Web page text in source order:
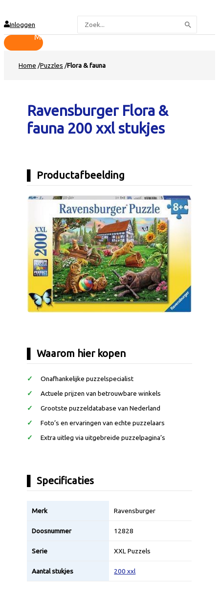
de
inhoud
Inloggen
naar:
Home /Puzzles /Flora & fauna
Ravensburger Flora &
fauna 200 xxl stukjes
Productafbeelding
Waarom hier kopen
Onafhankelijke puzzelspecialist
Actuele prijzen van betrouwbare winkels
Grootste puzzeldatabase van Nederland
Foto’s en ervaringen van echte puzzelaars
Extra uitleg via uitgebreide puzzelpagina’s
Specificaties
Merk Ravensburger
Doosnummer 12828
Serie XXL Puzzels
Aantal stukjes 200 xxl